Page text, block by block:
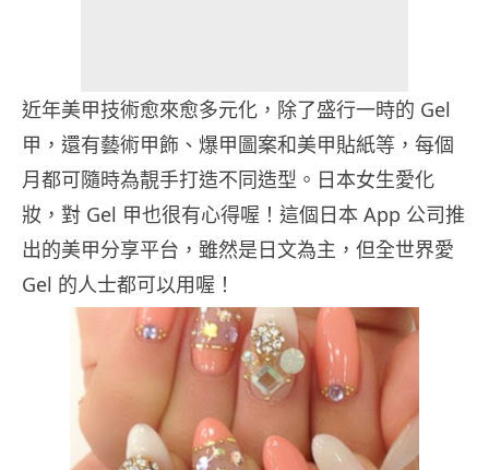
近年美甲技術愈來愈多元化，除了盛行一時的 Gel
甲，還有藝術甲飾、爆甲圖案和美甲貼紙等，每個
月都可隨時為靚手打造不同造型。日本女生愛化
妝，對 Gel 甲也很有心得喔！這個日本 App 公司推
出的美甲分享平台，雖然是日文為主，但全世界愛
Gel 的人士都可以用喔！